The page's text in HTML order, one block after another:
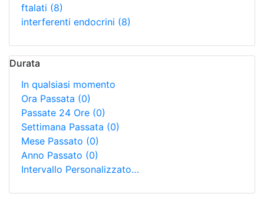
ftalati (8)
interferenti endocrini (8)
Durata
In qualsiasi momento
Ora Passata (0)
Passate 24 Ore (0)
Settimana Passata (0)
Mese Passato (0)
Anno Passato (0)
Intervallo Personalizzato…